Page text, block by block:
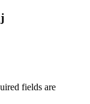
fields are